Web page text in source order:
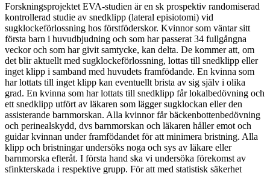
Forskningsprojektet EVA-studien är en sk prospektiv randomiserad
kontrollerad studie av snedklipp (lateral episiotomi) vid
sugklockeförlossning hos förstföderskor. Kvinnor som väntar sitt
första barn i huvudbjudning och som har passerat 34 fullgångna
veckor och som har givit samtycke, kan delta. De kommer att, om
det blir aktuellt med sugklockeförlossning, lottas till snedklipp eller
inget klipp i samband med huvudets framfödande. En kvinna som
har lottats till inget klipp kan eventuellt brista av sig själv i olika
grad. En kvinna som har lottats till snedklipp får lokalbedövning och
ett snedklipp utfört av läkaren som lägger sugklockan eller den
assisterande barnmorskan. Alla kvinnor får bäckenbottenbedövning
och perinealskydd, dvs barnmorskan och läkaren håller emot och
guidar kvinnan under framfödandet för att minimera bristning. Alla
klipp och bristningar undersöks noga och sys av läkare eller
barnmorska efteråt. I första hand ska vi undersöka förekomst av
sfinkterskada i respektive grupp. För att med statistisk säkerhet